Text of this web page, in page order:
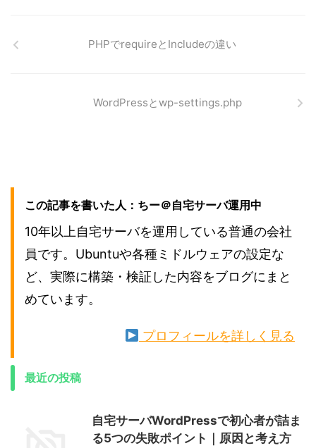
PHPでrequireとIncludeの違い
WordPressとwp-settings.php
この記事を書いた人：ちー＠自宅サーバ運用中
10年以上自宅サーバを運用している普通の会社
員です。Ubuntuや各種ミドルウェアの設定な
ど、実際に構築・検証した内容をブログにまと
めています。
プロフィールを詳しく見る
最近の投稿
自宅サーバWordPressで初心者が詰ま
る5つの失敗ポイント｜原因と考え方